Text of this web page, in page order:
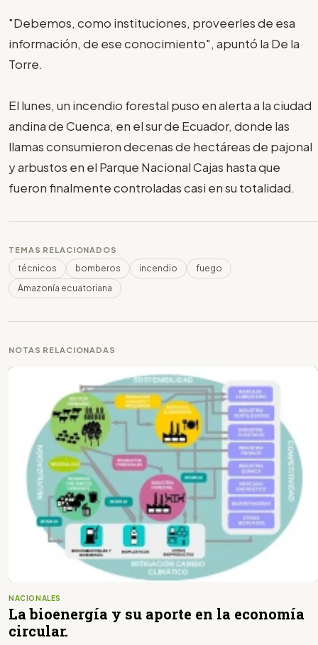
"Debemos, como instituciones, proveerles de esa
información, de ese conocimiento", apuntó la De la
Torre.
El lunes, un incendio forestal puso en alerta a la ciudad
andina de Cuenca, en el sur de Ecuador, donde las
llamas consumieron decenas de hectáreas de pajonal
y arbustos en el Parque Nacional Cajas hasta que
fueron finalmente controladas casi en su totalidad.
TEMAS RELACIONADOS
técnicos bomberos incendio
fuego
Amazonía ecuatoriana
NOTAS RELACIONADAS
NACIONALES
La bioenergía y su aporte en la economía
circular.